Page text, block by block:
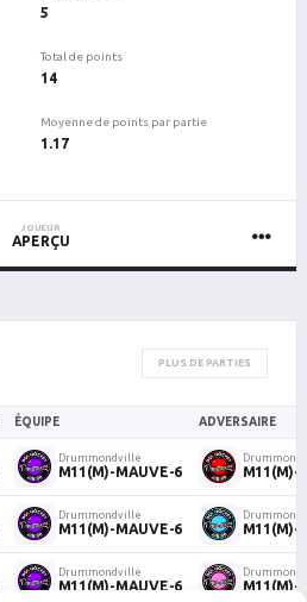
5
Total de points
14
Moyenne de points par partie
1.17
JOUEUR
APERÇU
PLUS DE PARTIES
ÉQUIPE ADVERSAIRE
Drummondville
M11(M)-MAUVE-6 M11(M)-
Drummondville
M11(M)-MAUVE-6 M11(M)-
Drummondville
M11(M)-MAUVE-6 M11(M)-